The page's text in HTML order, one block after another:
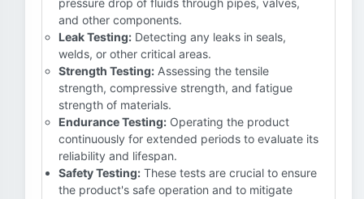
pressure drop of fluids through pipes, valves,
and other components.
Leak Testing: Detecting any leaks in seals,
welds, or other critical areas.
Strength Testing: Assessing the tensile
strength, compressive strength, and fatigue
strength of materials.
Endurance Testing: Operating the product
continuously for extended periods to evaluate its
reliability and lifespan.
Safety Testing: These tests are crucial to ensure
the product's safe operation and to mitigate